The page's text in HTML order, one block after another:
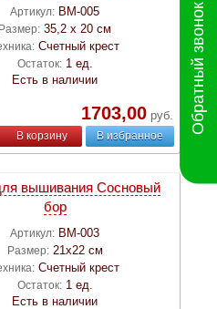
Артикул: ВМ-005
Размер: 35,2 х 20 см
Счетный крест
Остаток: 1 ед.
Есть в наличии
1703,00руб.
В корзину В избранное
вышивания Сосновый
бор
Артикул: ВМ-003
Размер: 21х22 см
Счетный крест
Остаток: 1 ед.
Есть в наличии
Обратный звонок